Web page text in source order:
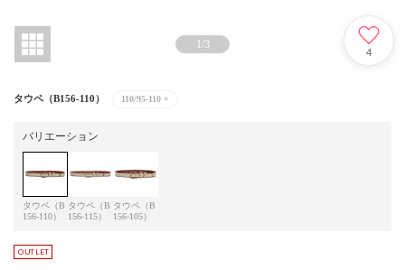
1/3
4
タウペ（B156-110） 110/95-110 ×
バリエーション
タウペ（B
156-110）
タウペ（B
156-115）
タウペ（B
156-105）